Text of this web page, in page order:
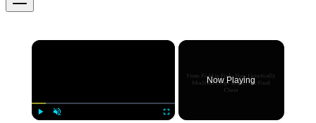
×
Now Playing